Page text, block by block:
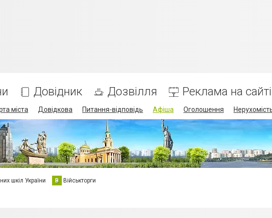
Довідник Дозвілля Реклама на сайті
міста Довідкова Питання-відповідь Афіша Оголошення
шкіл України В Військторги